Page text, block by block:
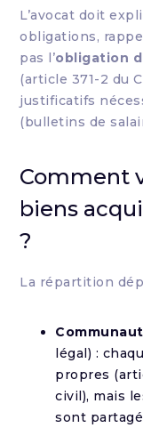
L’avocat doit
obligations,
pas l’obligation
(article 371-2 du
justificatifs
(bulletins de
Comment
biens
?
La répartition
légal) :
propres
civil), mais
sont